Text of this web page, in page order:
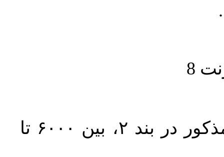
حجم کل مقاله با احتساب تمام بخش‌های مذکور در بند ۲، بین ۶۰۰۰ تا